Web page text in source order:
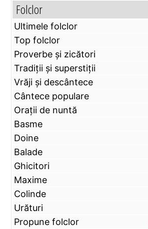
Folclor
Ultimele folclor
Top folclor
Proverbe și zicători
Tradiții și superstiții
Vrăji și descântece
Cântece populare
Orații de nuntă
Basme
Doine
Balade
Ghicitori
Maxime
Colinde
Urături
Propune folclor